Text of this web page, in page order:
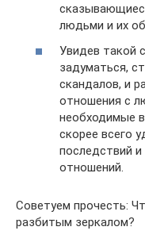
людьми и их
Увидев такой
задуматься,
скандалов, и
отношения с
необходимые
скорее всего
последствий
отношений.
Советуем прочесть:
разбитым зеркалом?